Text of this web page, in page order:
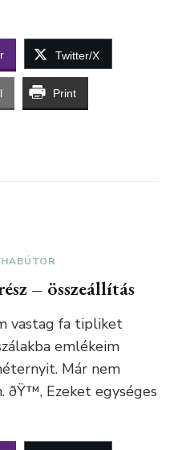
Twitter/X
Print
– összeállítás
vastag fa tipliket
emlékeim
Már nem
ðŸ™‚ Ezeket egységes